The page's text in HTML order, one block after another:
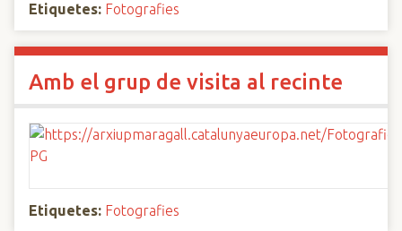
Etiquetes: Fotografies
Amb el grup de visita al recinte
Etiquetes: Fotografies